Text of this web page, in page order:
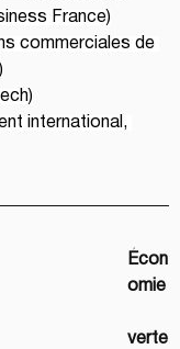
France)
commerciales de
international,
Écon
omie
verte